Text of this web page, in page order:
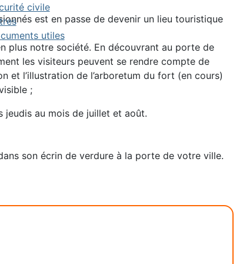
civile
utiles
est en passe de devenir un lieu touristique
plus notre société. En découvrant au porte de
les visiteurs peuvent se rendre compte de
et l’illustration de l’arboretum du fort (en cours)
;
jeudis au mois de juillet et août.
son écrin de verdure à la porte de votre ville.